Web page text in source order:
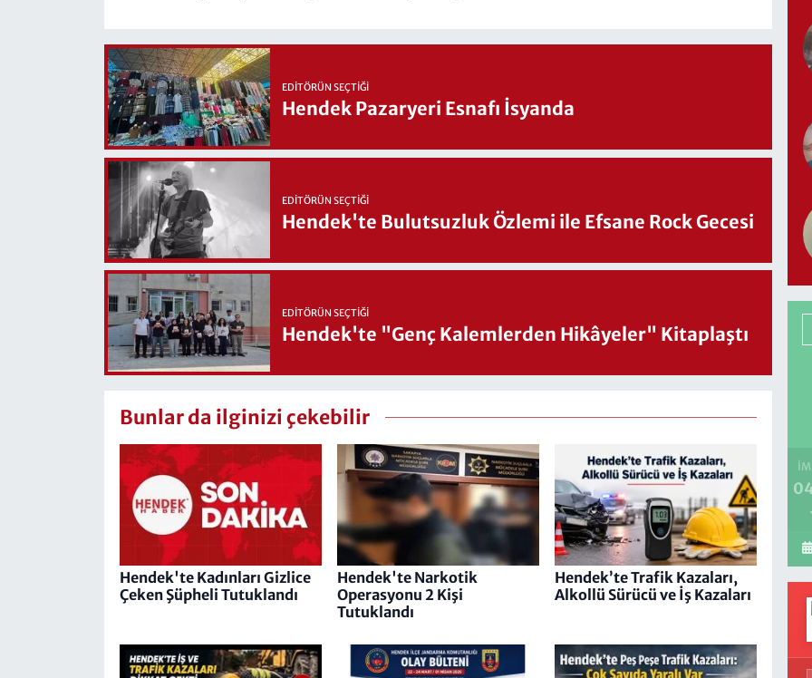
EDITÖRÜN SEÇTIĞI
Hendek Pazaryeri Esnafı İsyanda
EDITÖRÜN SEÇTIĞI
Hendek'te Bulutsuzluk Özlemi ile Efsane Rock Gecesi
EDITÖRÜN SEÇTIĞI
Hendek'te "Genç Kalemlerden Hikâyeler" Kitaplaştı
Bunlar da ilginizi çekebilir
Hendek'te Kadınları Gizlice
Çeken Şüpheli Tutuklandı
Hendek'te Narkotik
Operasyonu 2 Kişi
Tutuklandı
Hendek’te Trafik Kazaları,
Alkollü Sürücü ve İş Kazaları